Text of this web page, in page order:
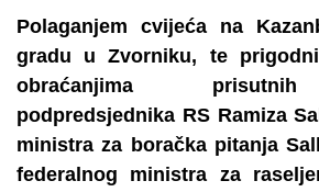
Polaganjem cvijeća na
gradu u Zvorniku, te
obraćanjima
podpredsjednika RS Ramiza
ministra za boračka pitanja
federalnog ministra za